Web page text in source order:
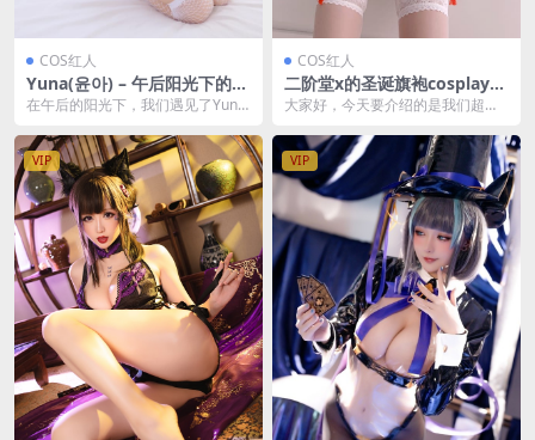
COS红人
Yuna(윤아) – 午后阳光下的幻
想 [SAINT Photolife] Vol.42
在午后的阳光下，我们遇见了Yuna
play女...
COS红人
二阶堂x的圣诞旗袍cosplay，
展现东方魅力[111P1V-175M
大家好，今天要介绍的是我们超有
以一套圣诞旗...
VIP VIP